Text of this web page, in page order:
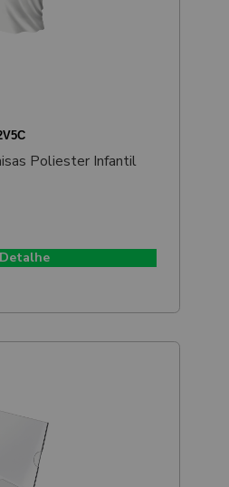
Poliester Infantil